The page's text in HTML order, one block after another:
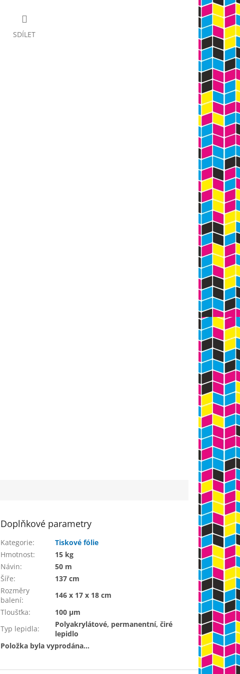
SDÍLET
Doplňkové parametry
Kategorie:
Tiskové fólie
Hmotnost:
15 kg
Návin:
50 m
Šíře:
137 cm
Rozměry
balení:
146 x 17 x 18 cm
Tloušťka:
100 µm
Typ lepidla:
Polyakrylátové, permanentní, čiré
lepidlo
Položka byla vyprodána…